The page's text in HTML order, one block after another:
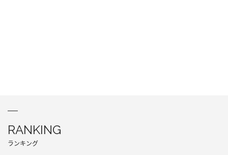
RANKING
ランキング